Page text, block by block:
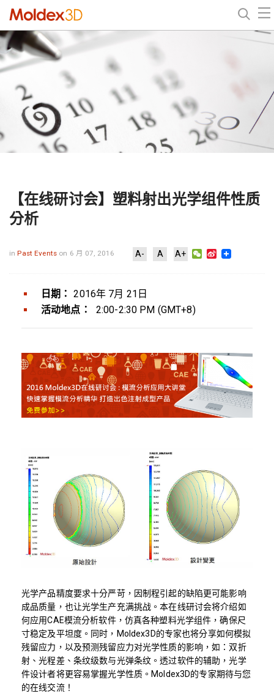
【在线研讨会】塑料射出光学组件性质
分析
inPast Events on 6 月 07, 2016 A- A A+ WeChat
Sina
日期：
2016年 7月 21日
活动地点：
2:00-2:30 PM (GMT+8)
光学产品精度要求十分严苛，因制程引起的缺陷更可能影响
成品质量，也让光学生产充满挑战。本在线研讨会将介绍如
何应用CAE模流分析软件，仿真各种塑料光学组件，确保尺
寸稳定及平坦度。同时，Moldex3D的专家也将分享如何模拟
残留应力，以及预测残留应力对光学性质的影响，如：双折
射、光程差、条纹级数与光弹条纹。透过软件的辅助，光学
件设计者将更容易掌握光学性质。Moldex3D的专家期待与您
的在线交流！